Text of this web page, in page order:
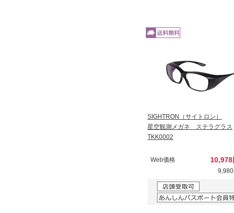
SIGHTRON（サイトロン）
星空観測メガネ ステラグラス
TKK0002
Web価格 10,978
9,980